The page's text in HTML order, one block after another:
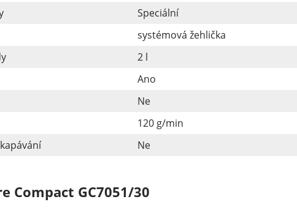
Speciální
systémová žehlička
2 l
Ano
Ne
120 g/min
Ne
Compact GC7051/30